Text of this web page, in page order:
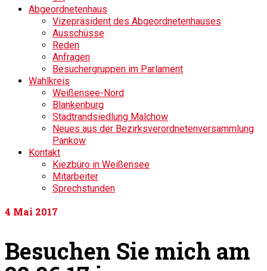
Abgeordnetenhaus
Vizepräsident des Abgeordnetenhauses
Ausschüsse
Reden
Anfragen
Besuchergruppen im Parlament
Wahlkreis
Weißensee-Nord
Blankenburg
Stadtrandsiedlung Malchow
Neues aus der Bezirksverordnetenversammlung
Pankow
Kontakt
Kiezbüro in Weißensee
Mitarbeiter
Sprechstunden
4 Mai 2017
Besuchen Sie mich am